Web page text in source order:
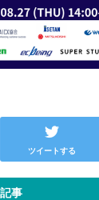
ツイートする
事